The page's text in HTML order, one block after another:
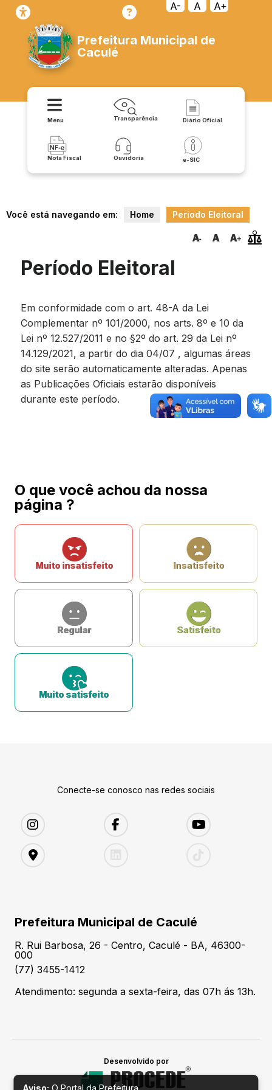
A- A A+
Prefeitura Municipal de
Caculé
Menu Transparência Diário Oficial
Nota Fiscal Ouvidoria e-SIC
Você está navegando em: Home Periodo Eleitoral
Período Eleitoral
Em conformidade com o art. 48-A da Lei
Complementar nº 101/2000, nos arts. 8º e 10 da
Lei nº 12.527/2011 e no §2º do art. 29 da Lei nº
14.129/2021, a partir do dia 04/07 , algumas áreas
do site serão automaticamente alteradas. Apenas
as Publicações Oficiais estarão disponíveis
durante este período.
O que você achou da nossa
página ?
Muito insatisfeito Insatisfeito
Regular Satisfeito
Muito satisfeito
Conecte-se conosco nas redes sociais
Prefeitura Municipal de Caculé
R. Rui Barbosa, 26 - Centro, Caculé - BA, 46300-
000
(77) 3455-1412
Atendimento: segunda a sexta-feira, das 07h ás 13h.
Desenvolvido por
Aviso: O Portal da Prefeitura